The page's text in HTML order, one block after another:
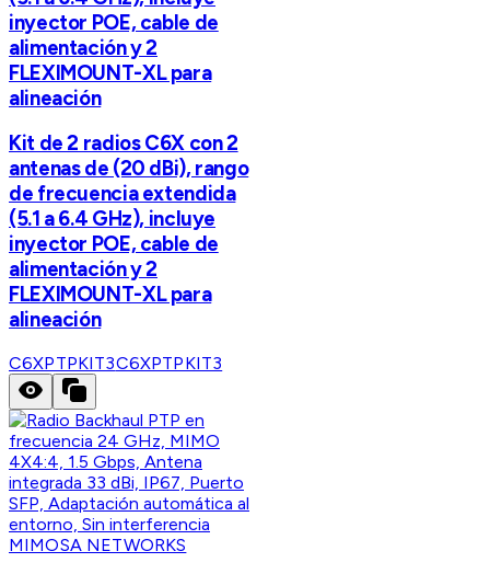
inyector POE, cable de
alimentación y 2
FLEXIMOUNT-XL para
alineación
Kit de 2 radios C6X con 2
antenas de (20 dBi), rango
de frecuencia extendida
(5.1 a 6.4 GHz), incluye
inyector POE, cable de
alimentación y 2
FLEXIMOUNT-XL para
alineación
C6XPTPKIT3C6XPTPKIT3
MIMOSA NETWORKS